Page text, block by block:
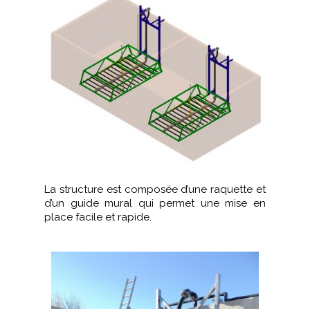
La structure est composée d’une raquette et
d’un guide mural qui permet une mise en
place facile et rapide.